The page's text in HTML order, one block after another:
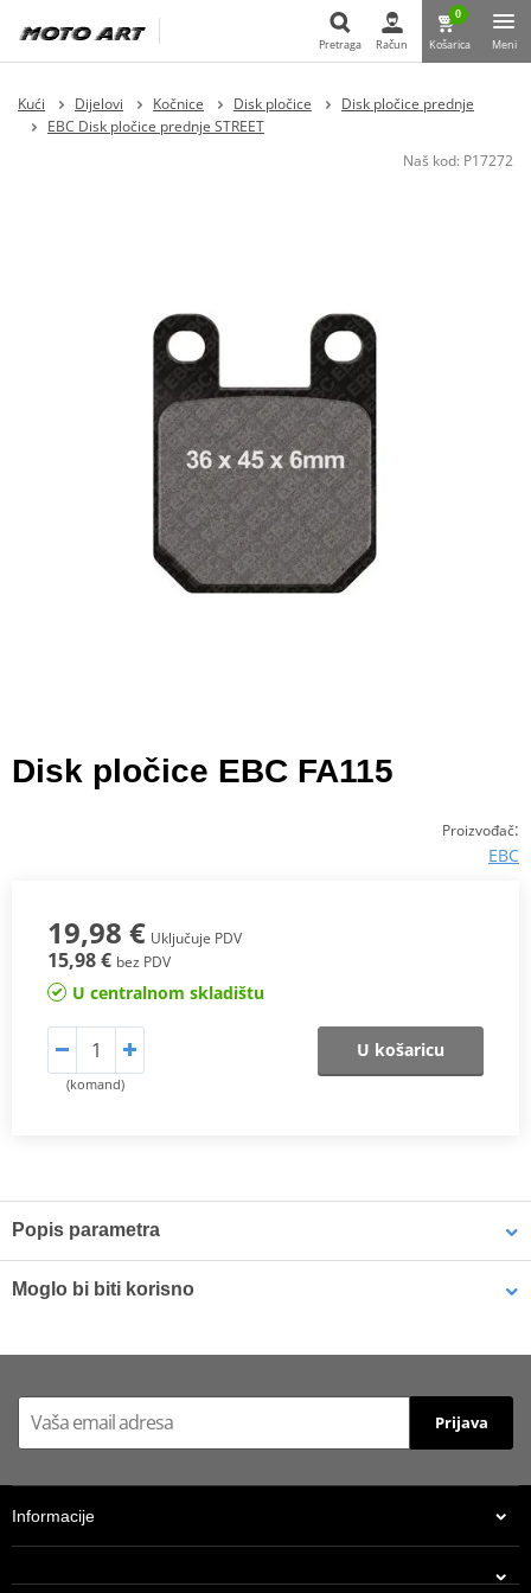
Pretraga
Pretraga Račun
0
Košarica Meni
Kući Dijelovi Kočnice Disk pločice
Disk pločice prednje
EBC Disk pločice prednje STREET
Naš kod: P17272
Disk pločice EBC FA115
Proizvođač:
EBC
19,98 € Uključuje PDV
15,98 € bez PDV
U centralnom skladištu
(komand)
U košaricu
Popis parametra
Proizvođač
Moglo bi biti korisno
ml (ideal for workshops)
Prijava
Informacije